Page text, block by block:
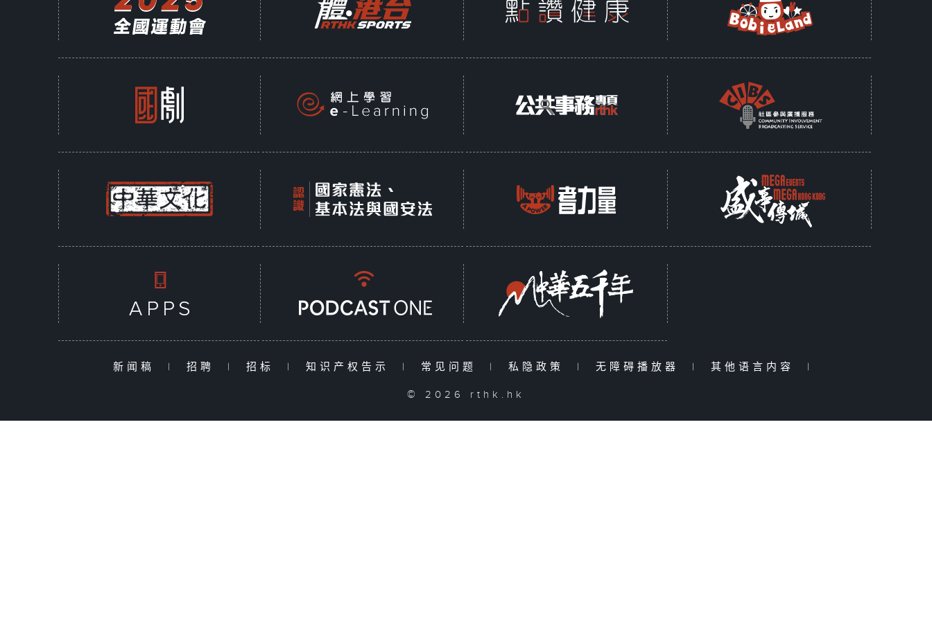
新闻稿 | 招聘 | 招标 | 知识产权告示 | 常见问题 | 私隐政策 | 无障碍播放器 | 其他语言内容 |
© 2026 rthk.hk